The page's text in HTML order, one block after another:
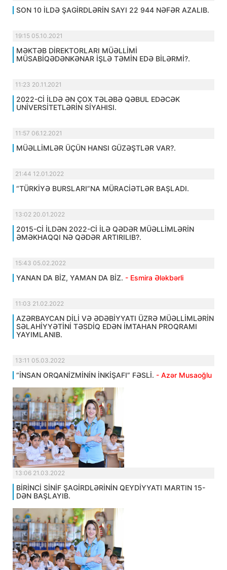
SON 10 İLDƏ ŞAGİRDLƏRİN SAYI 22 944 NƏFƏR AZALIB.
19:15 05.10.2021
MƏKTƏB DİREKTORLARI MÜƏLLİMİ
MÜSABİQƏDƏNKƏNAR İŞLƏ TƏMİN EDƏ BİLƏRMİ?.
11:23 20.11.2021
2022-Cİ İLDƏ ƏN ÇOX TƏLƏBƏ QƏBUL EDƏCƏK
UNİVERSİTETLƏRİN SİYAHISI.
11:57 06.12.2021
MÜƏLLİMLƏR ÜÇÜN HANSI GÜZƏŞTLƏR VAR?.
21:44 12.01.2022
“TÜRKİYƏ BURSLARI”NA MÜRACİƏTLƏR BAŞLADI.
13:02 20.01.2022
2015-Cİ İLDƏN 2022-Cİ İLƏ QƏDƏR MÜƏLLİMLƏRİN
ƏMƏKHAQQI NƏ QƏDƏR ARTIRILIB?.
15:43 05.02.2022
YANAN DA BİZ, YAMAN DA BİZ. - Esmira Ələkbərli
11:03 21.02.2022
AZƏRBAYCAN DİLİ VƏ ƏDƏBİYYATI ÜZRƏ MÜƏLLİMLƏRİN
SƏLAHİYYƏTİNİ TƏSDİQ EDƏN İMTAHAN PROQRAMI
YAYIMLANIB.
13:11 05.03.2022
“İNSAN ORQANİZMİNİN İNKİŞAFI” FƏSLİ. - Azər Musaoğlu
13:06 21.03.2022
BİRİNCİ SİNİF ŞAGİRDLƏRİNİN QEYDİYYATI MARTIN 15-
DƏN BAŞLAYIB.